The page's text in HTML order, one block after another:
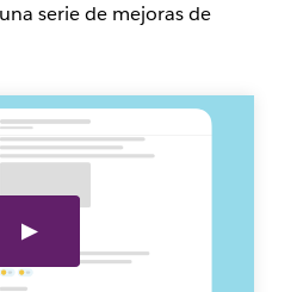
serie de mejoras de